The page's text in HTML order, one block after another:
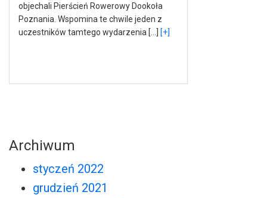
objechali Pierścień Rowerowy Dookoła
Poznania. Wspomina te chwile jeden z
uczestników tamtego wydarzenia […]
[+]
Archiwum
styczeń 2022
grudzień 2021